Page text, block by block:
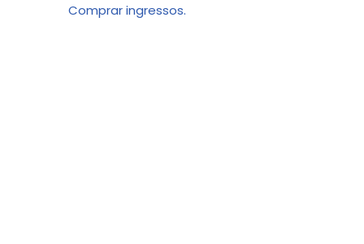
Comprar ingressos.